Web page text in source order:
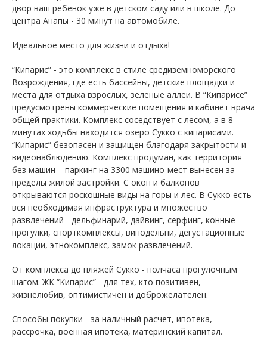
двор ваш ребенок уже в детском саду или в школе. До
центра Анапы - 30 минут на автомобиле.
Идеальное место для жизни и отдыха!
“Кипарис” - это комплекс в стиле средиземноморского
Возрождения, где есть бассейны, детские площадки и
места для отдыха взрослых, зеленые аллеи. В “Кипарисе”
предусмотрены коммерческие помещения и кабинет врача
общей практики. Комплекс соседствует с лесом, а в 8
минутах ходьбы находится озеро Сукко с кипарисами.
“Кипарис” безопасен и защищен благодаря закрытости и
видеонаблюдению. Комплекс продуман, как территория
без машин – паркинг на 3300 машино-мест вынесен за
пределы жилой застройки. С окон и балконов
открываются роскошные виды на горы и лес. В Сукко есть
вся необходимая инфраструктура и множество
развлечений - дельфинарий, дайвинг, серфинг, конные
прогулки, спорткомплексы, винодельни, дегустационные
локации, этнокомплекс, замок развлечений.
От комплекса до пляжей Сукко - полчаса прогулочным
шагом. ЖК “Кипарис” - для тех, кто позитивен,
жизнелюбив, оптимистичен и доброжелателен.
Способы покупки - за наличный расчет, ипотека,
рассрочка, военная ипотека, материнский капитал.